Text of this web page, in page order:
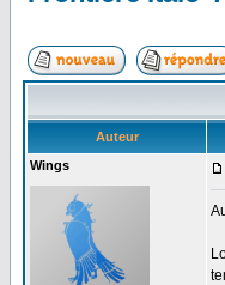
Auteur
Wings